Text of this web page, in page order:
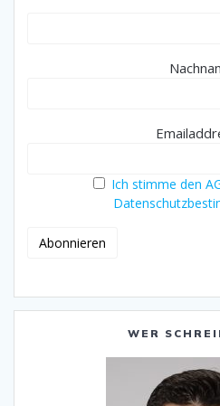
Ich stimme den
WER